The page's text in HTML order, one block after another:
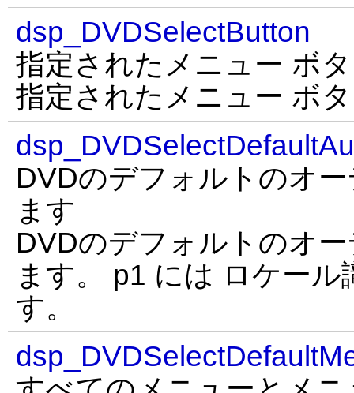
dsp_DVDSelectButton
指定されたメニュー ボ
指定されたメニュー ボ
DVDのデフォルトのオ
ます
DVDのデフォルトのオ
ます。 p1 には ロケー
す。